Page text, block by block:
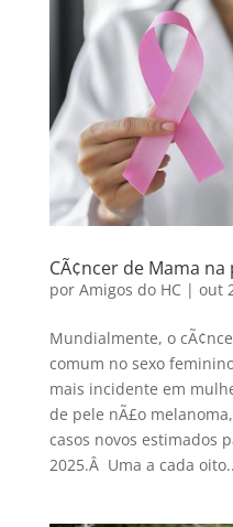
CÃ¢ncer de Mama na
por Amigos do HC | out
Mundialmente, o
comum no sexo
mais incidente em
de pele nÃ£o
casos novos estimados
2025.Â Uma a cada